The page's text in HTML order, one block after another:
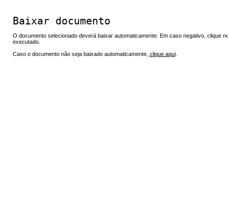
Baixar documento
O documento selecionado deverá baixar automaticamente. Em caso negativo, clique
executado.
Caso o documento não seja baixado automaticamente, clique aqui.